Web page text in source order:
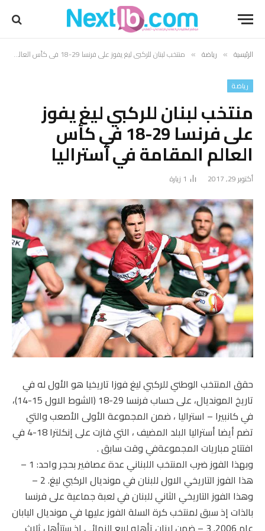
الرئيسية » رياضة » منتخب لبنان للركبي ليغ يفوز على فرنسا 29-18 في كأس العالم المقامة في أستراليا
رياضة
منتخب لبنان للركبي ليغ يفوز
على فرنسا 29-18 في كأس
العالم المقامة في أستراليا
أكتوبر 29, 2017 1 زيارة
حقق المنتخب الوطني للركبي ليغ فوزا تاريخيا هو الأول له في
تاريخ المونديال، على حساب فرنسا 29-18 (الشوط الاول 15-14)،
في كانبيرا – استراليا ، ضمن المجموعة الأولى الأصعب والتي
تضم أيضا أستراليا البلد المضيف ، التي فازت على إنكلترا 18-4 في
افتتاح مباريات المجموعةفي وقت سابق .
وبهذا الفوز ضرب المنتخب اللبناني عدة عصافير بحجر واحد: 1 –
هذا الفوز التاريخي الاول للبنان في مونديال الركبي ليغ. 2 –
وهذا الفوز التاريخي الثاني للبنان في لعبة جماعية على فرنسا
بالذات إذ سبق لمنتخب كرة السلة الفوز عليها في مونديال اليابان